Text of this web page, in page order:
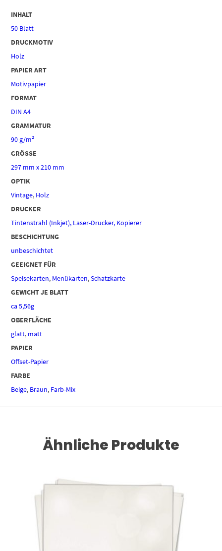
INHALT
50 Blatt
DRUCKMOTIV
Holz
PAPIER ART
Motivpapier
FORMAT
DIN A4
GRAMMATUR
90 g/m²
GRÖSSE
297 mm x 210 mm
OPTIK
Vintage, Holz
DRUCKER
Tintenstrahl (Inkjet), Laser-Drucker, Kopierer
BESCHICHTUNG
unbeschichtet
GEEIGNET FÜR
Speisekarten, Menükarten,Schatzkarte
GEWICHT JE BLATT
ca 5,56g
OBERFLÄCHE
glatt, matt
PAPIER
Offset-Papier
FARBE
Beige, Braun, Farb-Mix
Ähnliche Produkte